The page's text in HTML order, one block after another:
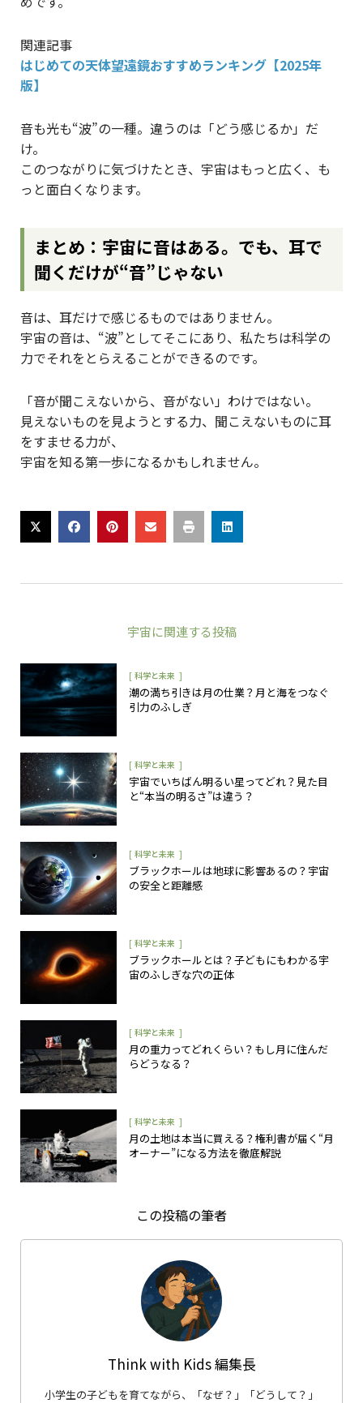
関連記事
はじめての天体望遠鏡おすすめランキング【2025年
版】
音も光も“波”の一種。違うのは「どう感じるか」だ
け。
このつながりに気づけたとき、宇宙はもっと広く、も
っと面白くなります。
まとめ：宇宙に音はある。でも、耳で
聞くだけが“音”じゃない
音は、耳だけで感じるものではありません。
宇宙の音は、“波”としてそこにあり、私たちは科学の
力でそれをとらえることができるのです。
「音が聞こえないから、音がない」わけではない。
見えないものを見ようとする力、聞こえないものに耳
をすませる力が、
宇宙を知る第一歩になるかもしれません。
宇宙に関連する投稿
[ 科学と未来 ]
潮の満ち引きは月の仕業？月と海をつなぐ
引力のふしぎ
[ 科学と未来 ]
宇宙でいちばん明るい星ってどれ？見た目
と“本当の明るさ”は違う？
[ 科学と未来 ]
ブラックホールは地球に影響あるの？宇宙
の安全と距離感
[ 科学と未来 ]
ブラックホールとは？子どもにもわかる宇
宙のふしぎな穴の正体
[ 科学と未来 ]
月の重力ってどれくらい？もし月に住んだ
らどうなる？
[ 科学と未来 ]
月の土地は本当に買える？権利書が届く“月
オーナー”になる方法を徹底解説
この投稿の筆者
Think with Kids 編集長
小学生の子どもを育てながら、「なぜ？」「どうして？」